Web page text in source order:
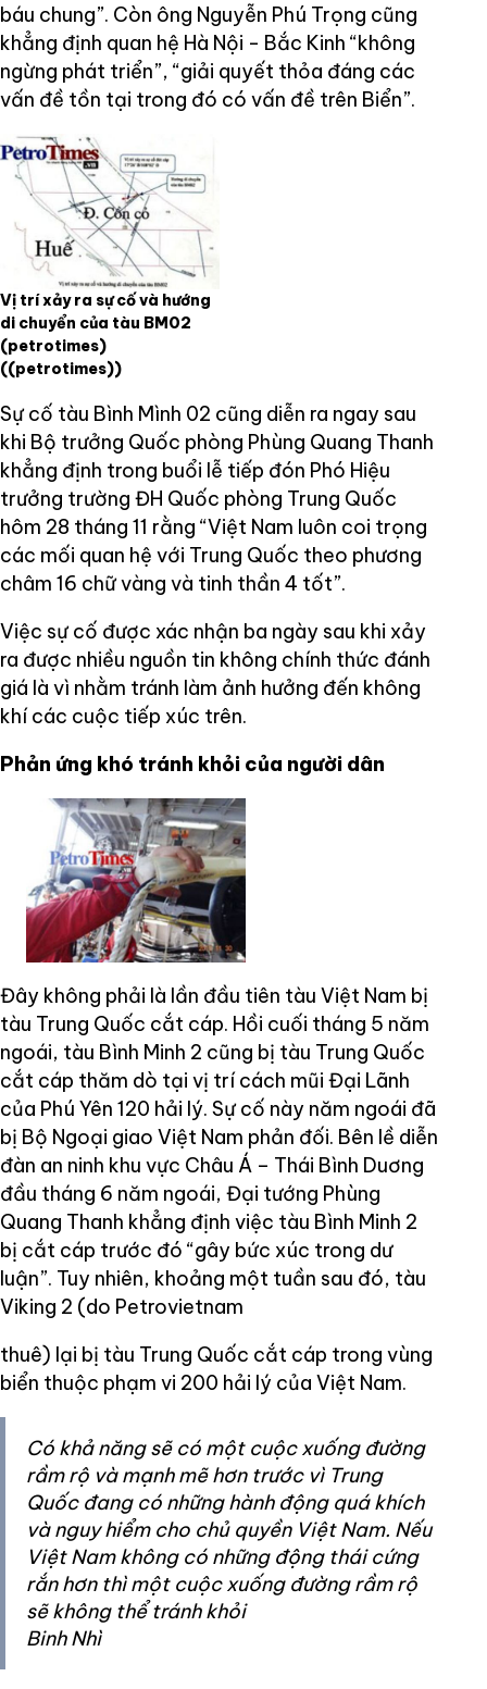
báu chung”. Còn ông Nguyễn Phú Trọng cũng
khẳng định quan hệ Hà Nội - Bắc Kinh “không
ngừng phát triển”, “giải quyết thỏa đáng các
vấn đề tồn tại trong đó có vấn đề trên Biển”.
Vị trí xảy ra sự cố và hướng
di chuyển của tàu BM02
(petrotimes)
((petrotimes))
Sự cố tàu Bình Mình 02 cũng diễn ra ngay sau
khi Bộ trưởng Quốc phòng Phùng Quang Thanh
khẳng định trong buổi lễ tiếp đón Phó Hiệu
trưởng trường ĐH Quốc phòng Trung Quốc
hôm 28 tháng 11 rằng “Việt Nam luôn coi trọng
các mối quan hệ với Trung Quốc theo phương
châm 16 chữ vàng và tinh thần 4 tốt”.
Việc sự cố được xác nhận ba ngày sau khi xảy
ra được nhiều nguồn tin không chính thức đánh
giá là vì nhằm tránh làm ảnh hưởng đến không
khí các cuộc tiếp xúc trên.
Phản ứng khó tránh khỏi của người dân
Đây không phải là lần đầu tiên tàu Việt Nam bị
tàu Trung Quốc cắt cáp. Hồi cuối tháng 5 năm
ngoái, tàu Bình Minh 2 cũng bị tàu Trung Quốc
cắt cáp thăm dò tại vị trí cách mũi Đại Lãnh
của Phú Yên 120 hải lý. Sự cố này năm ngoái đã
bị Bộ Ngoại giao Việt Nam phản đối. Bên lề diễn
đàn an ninh khu vực Châu Á – Thái Bình Duơng
đầu tháng 6 năm ngoái, Đại tướng Phùng
Quang Thanh khẳng định việc tàu Bình Minh 2
bị cắt cáp trước đó “gây bức xúc trong dư
luận”. Tuy nhiên, khoảng một tuần sau đó, tàu
Viking 2 (do Petrovietnam
thuê) lại bị tàu Trung Quốc cắt cáp trong vùng
biển thuộc phạm vi 200 hải lý của Việt Nam.
Có khả năng sẽ có một cuộc xuống đường
rầm rộ và mạnh mẽ hơn trước vì Trung
Quốc đang có những hành động quá khích
và nguy hiểm cho chủ quyền Việt Nam. Nếu
Việt Nam không có những động thái cứng
rắn hơn thì một cuộc xuống đường rầm rộ
sẽ không thể tránh khỏi
Binh Nhì